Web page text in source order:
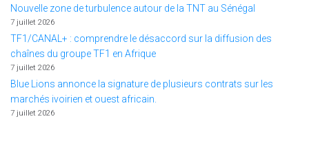
Nouvelle zone de turbulence autour de la TNT au Sénégal
7 juillet 2026
TF1/CANAL+ : comprendre le désaccord sur la diffusion des
chaînes du groupe TF1 en Afrique
7 juillet 2026
Blue Lions annonce la signature de plusieurs contrats sur les
marchés ivoirien et ouest africain.
7 juillet 2026